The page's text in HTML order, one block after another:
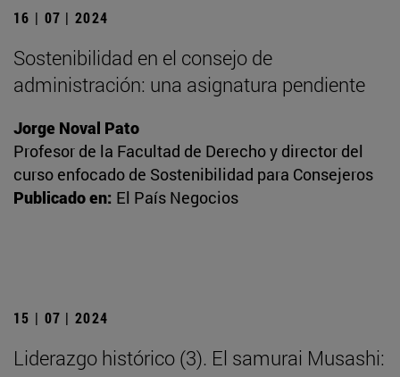
16 | 07 | 2024
Sostenibilidad en el consejo de
administración: una asignatura pendiente
Jorge Noval Pato
Profesor de la Facultad de Derecho y director del
curso enfocado de Sostenibilidad para Consejeros
Publicado en: El País Negocios
15 | 07 | 2024
Liderazgo histórico (3). El samurai Musashi: